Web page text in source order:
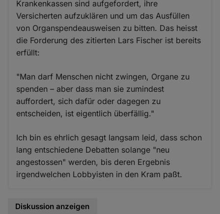
Krankenkassen sind aufgefordert, ihre
Versicherten aufzuklären und um das Ausfüllen
von Organspendeausweisen zu bitten. Das heisst
die Forderung des zitierten Lars Fischer ist bereits
erfüllt:
"Man darf Menschen nicht zwingen, Organe zu
spenden – aber dass man sie zumindest
auffordert, sich dafür oder dagegen zu
entscheiden, ist eigentlich überfällig."
Ich bin es ehrlich gesagt langsam leid, dass schon
lang entschiedene Debatten solange "neu
angestossen" werden, bis deren Ergebnis
irgendwelchen Lobbyisten in den Kram paßt.
Diskussion anzeigen